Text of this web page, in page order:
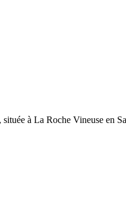
à La Roche Vineuse en